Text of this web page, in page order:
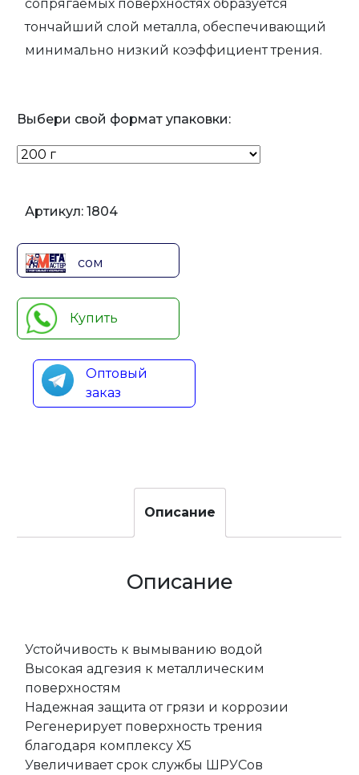
сопрягаемых поверхностях образуется
тончайший слой металла, обеспечивающий
минимально низкий коэффициент трения.
Выбери свой формат упаковки:
Артикул:1804
сом
Купить
Оптовый
заказ
Описание
Описание
Устойчивость к вымыванию водой
Высокая адгезия к металлическим
поверхностям
Надежная защита от грязи и коррозии
Регенерирует поверхность трения
благодаря комплексу Х5
Увеличивает срок службы ШРУСов